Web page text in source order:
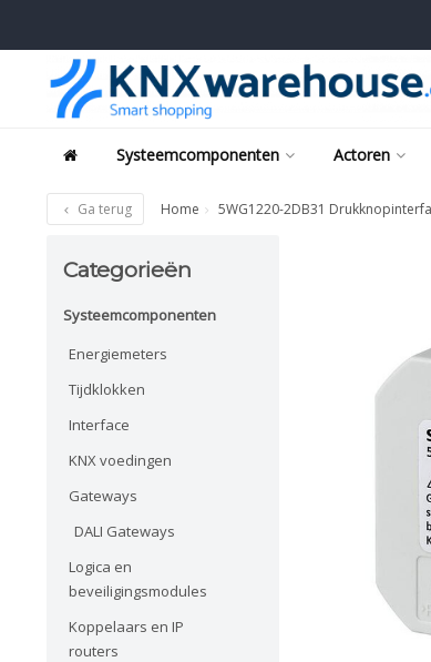
Systeemcomponenten Actoren
Ga terug Home 5WG1220-2DB31
Categorieën
Systeemcomponenten
Energiemeters
Tijdklokken
Interface
KNX voedingen
Gateways
DALI Gateways
Logica en
beveiligingsmodules
Koppelaars en IP
routers